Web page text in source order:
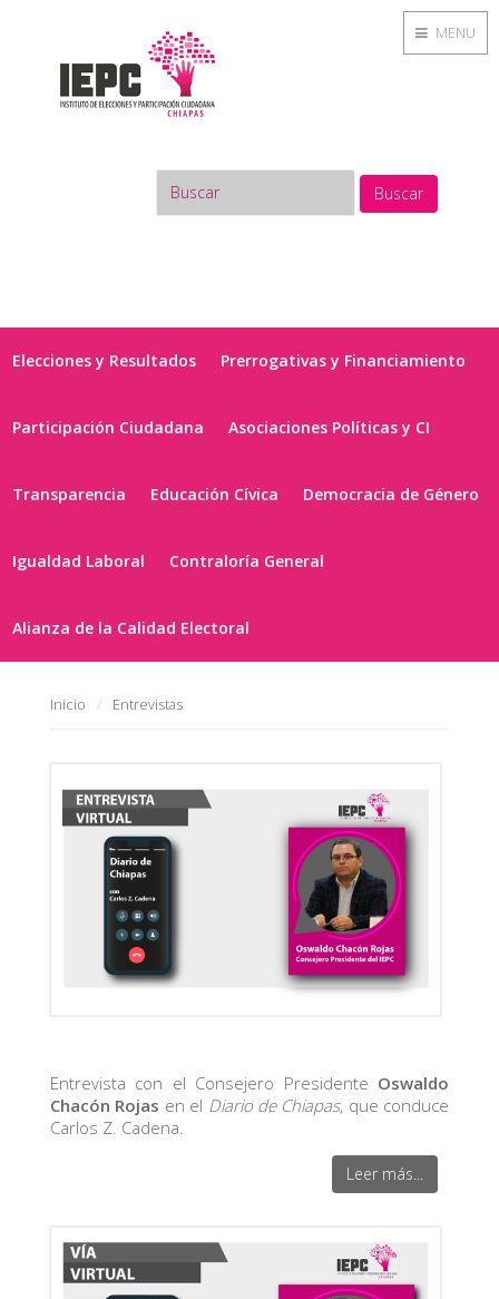
Buscar
Elecciones y Resultados Prerrogativas y Financiamiento
Participación Ciudadana Asociaciones Políticas y CI
Transparencia Educación Cívica Democracia de Género
Igualdad Laboral Contraloría General
Alianza de la Calidad Electoral
Inicio Entrevistas
Entrevista con el Consejero Presidente Oswaldo
Chacón Rojas en el Diario de Chiapas, que conduce
Carlos Z. Cadena.
Leer más...
MENU